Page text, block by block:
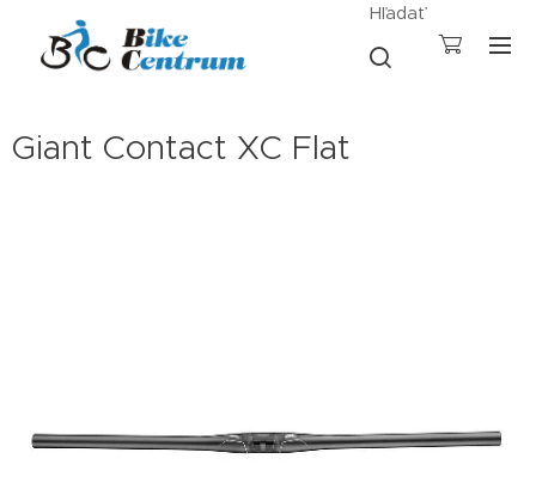
Hľadať
Giant Contact XC Flat